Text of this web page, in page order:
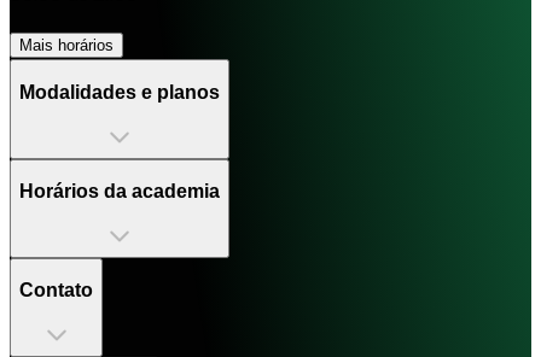
Mais horários
Modalidades e planos
Horários da academia
Contato